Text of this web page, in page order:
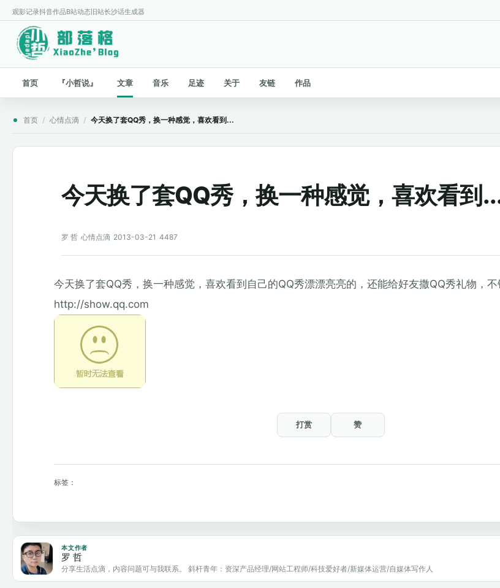
观影记录抖音作品B站动态 旧站长沙话生成器
首页 『小哲说』 文章 音乐 足迹 关于 友链 作品
首页 / 心情点滴 / 今天换了套QQ秀，换一种感觉，喜欢看到...
今天换了套QQ秀，换一种感觉，喜欢看到
罗 哲 心情点滴 2013-03-21 4487
今天换了套QQ秀，换一种感觉，喜欢看到自己的QQ秀漂漂亮亮的，还能给好友撒QQ秀礼物，
http://show.qq.com
打赏 赞
标签：
本文作者
罗 哲
分享生活点滴，内容问题可与我联系。 斜杆青年：资深产品经理/网站工程师/科技爱好者/新媒体运营/自媒体写作人